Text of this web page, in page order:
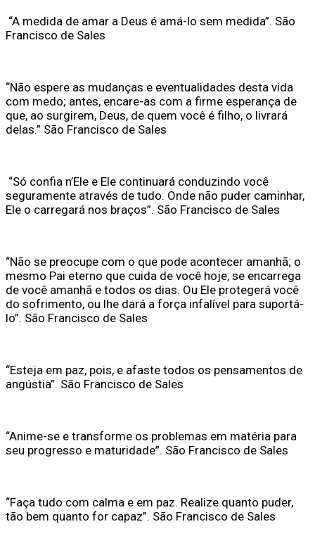
“A medida de amar a Deus é amá-lo sem medida”. São
Francisco de Sales
“Não espere as mudanças e eventualidades desta vida
com medo; antes, encare-as com a firme esperança de
que, ao surgirem, Deus, de quem você é filho, o livrará
delas.” São Francisco de Sales
“Só confia n’Ele e Ele continuará conduzindo você
seguramente através de tudo. Onde não puder caminhar,
Ele o carregará nos braços”. São Francisco de Sales
“Não se preocupe com o que pode acontecer amanhã; o
mesmo Pai eterno que cuida de você hoje, se encarrega
de você amanhã e todos os dias. Ou Ele protegerá você
do sofrimento, ou lhe dará a força infalível para suportá-
lo”. São Francisco de Sales
“Esteja em paz, pois, e afaste todos os pensamentos de
angústia”. São Francisco de Sales
“Anime-se e transforme os problemas em matéria para
seu progresso e maturidade”. São Francisco de Sales
“Faça tudo com calma e em paz. Realize quanto puder,
tão bem quanto for capaz”. São Francisco de Sales